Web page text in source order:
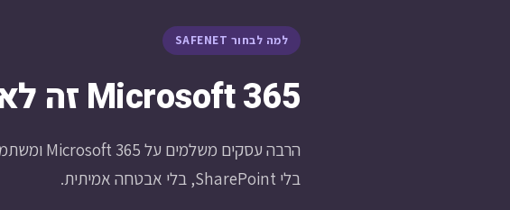
למה לבחור SAFENET
Microsoft 365 זה לא רק “לשלם ולהתקין”
בלי SharePoint, בלי אבטחה אמיתית.